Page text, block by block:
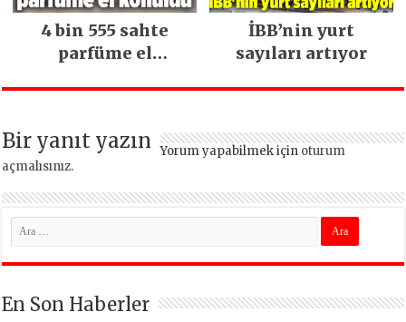
4 bin 555 sahte
parfüme el
İBB’nin yurt
sayıları artıyor
Bir yanıt yazın Yorum yapabilmek için oturum
açmalısınız.
En Son Haberler